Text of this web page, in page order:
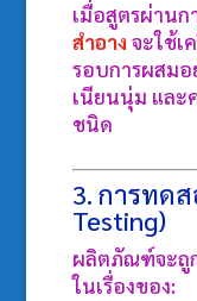
เมื่อสูตรผ่าน
สำอางจะใช้เ
รอบการผสม
เนียนนุ่ม และ
ชนิด
3. การทด
Testing)
ผลิตภัณฑ์จะถู
ในเรื่องของ: